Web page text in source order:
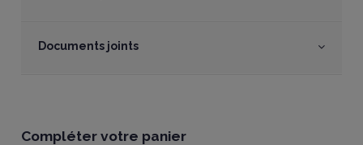
Documents joints
Compléter votre panier